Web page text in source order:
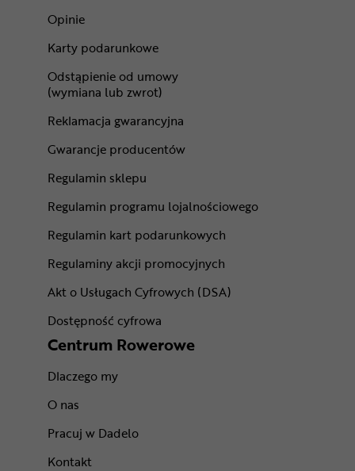
Opinie
Karty podarunkowe
Odstąpienie od umowy
(wymiana lub zwrot)
Reklamacja gwarancyjna
Gwarancje producentów
Regulamin sklepu
Regulamin programu lojalnościowego
Regulamin kart podarunkowych
Regulaminy akcji promocyjnych
Akt o Usługach Cyfrowych (DSA)
Dostępność cyfrowa
Centrum Rowerowe
Dlaczego my
O nas
Pracuj w Dadelo
Kontakt